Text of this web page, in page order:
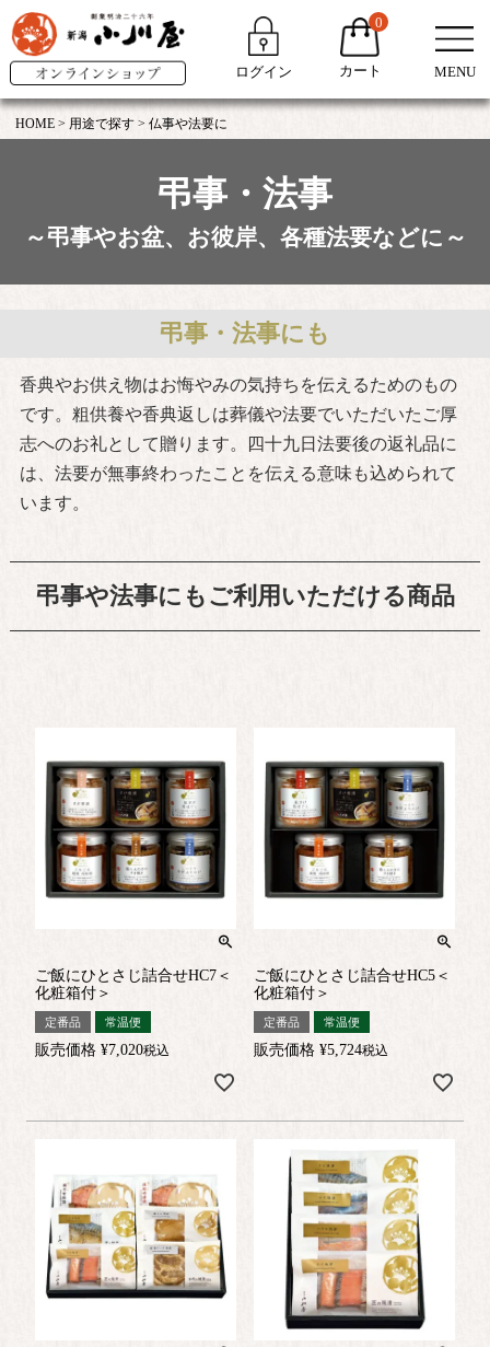
ログイン
0
カート MENU
HOME 用途で探す 仏事や法要に
弔事・法事
～弔事やお盆、お彼岸、各種法要などに～
弔事・法事にも
香典やお供え物はお悔やみの気持ちを伝えるためのもの
です。粗供養や香典返しは葬儀や法要でいただいたご厚
志へのお礼として贈ります。
四十九日法要後の返礼品に
は、法要が無事終わったことを伝える意味も込められて
います。
弔事や法事にもご利用いただける商品
ご飯にひとさじ詰合せHC7＜
化粧箱付＞
定番品 常温便
販売価格 ¥7,020税込
ご飯にひとさじ詰合せHC5＜
化粧箱付＞
定番品 常温便
販売価格 ¥5,724税込